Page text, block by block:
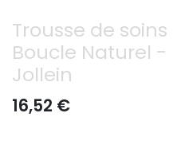
Trousse de soins
Boucle Naturel -
Jollein
16,52 €